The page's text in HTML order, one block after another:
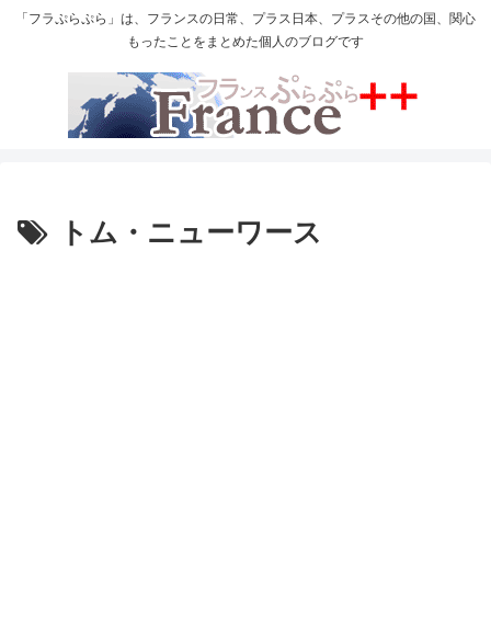
「フラぷらぷら」は、フランスの日常、プラス日本、プラスその他の国、関心
もったことをまとめた個人のブログです
トム・ニューワース